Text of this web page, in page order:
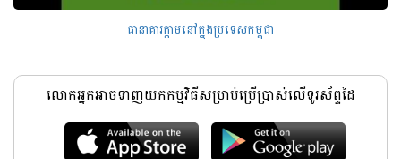
ធានាគារក្តាមនៅក្នុងប្រទេសកម្ពុជា
លោកអ្នកអាចទាញយកកម្មវិធីសម្រាប់ប្រើប្រាស់លើទូរស័ព្ទដៃ